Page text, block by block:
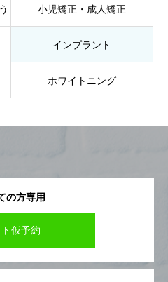
小児矯正・成人矯正
インプラント
ホワイトニング
の方専用
仮予約